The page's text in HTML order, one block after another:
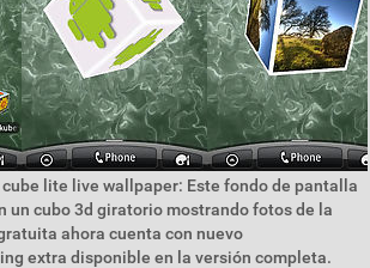
lite live wallpaper: Este fondo de pantalla
un cubo 3d giratorio mostrando fotos de la
ahora cuenta con nuevo
extra disponible en la versión completa.